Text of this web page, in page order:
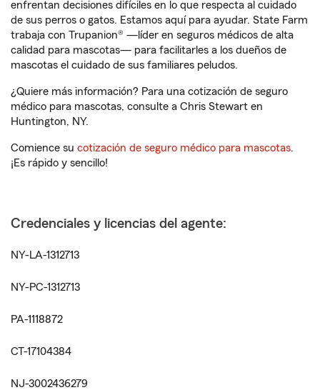
enfrentan decisiones difíciles en lo que respecta al cuidado
de sus perros o gatos. Estamos aquí para ayudar. State Farm
trabaja con Trupanion® —líder en seguros médicos de alta
calidad para mascotas— para facilitarles a los dueños de
mascotas el cuidado de sus familiares peludos.
¿Quiere más información? Para una cotización de seguro
médico para mascotas, consulte a Chris Stewart en
Huntington, NY.
Comience su cotización de seguro médico para mascotas.
¡Es rápido y sencillo!
Credenciales y licencias del agente:
NY-LA-1312713
NY-PC-1312713
PA-1118872
CT-17104384
NJ-3002436279